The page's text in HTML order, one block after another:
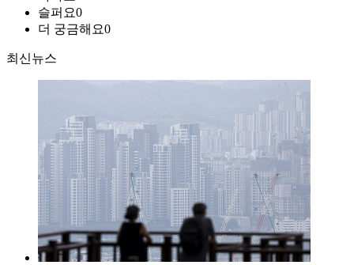
슬퍼요0
더 궁금해요0
최신뉴스